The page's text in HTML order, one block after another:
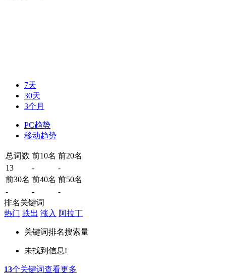
7天
30天
3个月
PC趋势
移动趋势
总词数 前10名 前20名
13
-
-
前30名 前40名 前50名
-
-
-
排名关键词
热门 跌出 涨入 阿拉丁
关键词排名搜索量
未找到信息!
13个关键词查看更多